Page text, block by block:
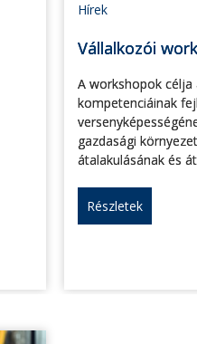
Hírek
Vállalkozói
A workshopok célja
kompetenciáinak
gazdasági
átalakulásának és
Részletek